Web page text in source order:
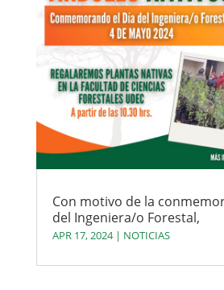
Con motivo de la
del Ingeniera/o Forestal,
APR 17, 2024| NOTICIAS